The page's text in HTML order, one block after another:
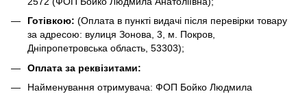
Готівкою: (Оплата в пункті видачі після перевірки товару
за адресою: вулиця Зонова, 3, м. Покров,
Дніпропетровська область, 53303);
Оплата за реквізитами:
Найменування отримувача: ФОП Бойко Людмила